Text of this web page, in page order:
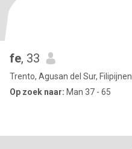
fe, 33
Trento, Agusan del Sur, Filipijnen
Op zoek naar: Man 37 - 65